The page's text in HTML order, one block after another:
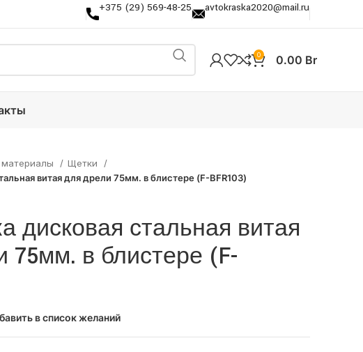
+375 (29) 569-48-25 avtokraska2020@mail.ru
0 0.00 Br
Щетки
витая для дрели 75мм. в блистере (F-BFR103)
дисковая стальная витая
75мм. в блистере (F-
в список желаний